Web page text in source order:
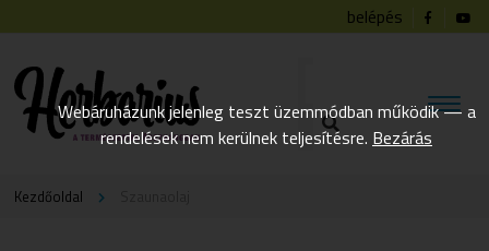
belépés
Kezdőoldal
Webáruházunk jelenleg teszt üzemmódban működik — a
rendelések nem kerülnek teljesítésre. Bezárás